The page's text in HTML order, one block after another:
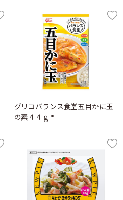
グリコバランス食堂五目かに玉
の素４４ｇ *